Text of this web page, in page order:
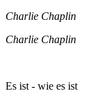
Charlie Chaplin
Charlie Chaplin
Es ist - wie es ist